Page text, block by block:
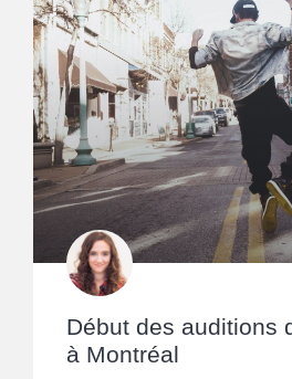
Début des auditions
à Montréal